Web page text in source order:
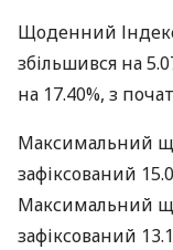
Щоденний
збільшився на
на 17.40%, з
Максимальний
зафіксований
Максимальний
зафіксований